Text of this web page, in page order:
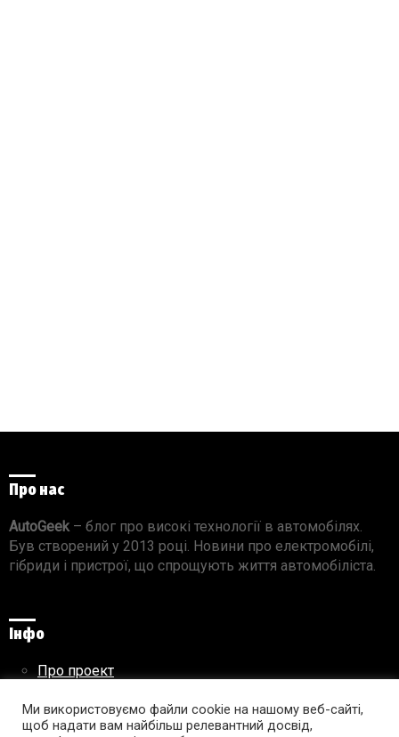
Про нас
AutoGeek– блог про високі технології в автомобілях.
Був створений у 2013 році. Новини про електромобілі,
гібриди і пристрої, що спрощують життя автомобіліста.
Інфо
Про проект
Правила використання матеріалів
Ми використовуємо файли cookie на нашому веб-сайті,
щоб надати вам найбільш релевантний досвід,